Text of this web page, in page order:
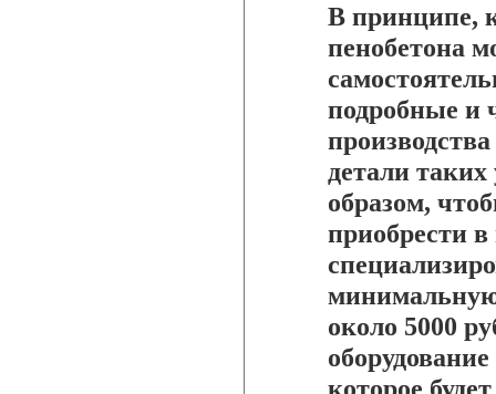
В принципе,
пенобетона
подробные и
детали
образом,
приобрести
минимальную
около 5000
которое